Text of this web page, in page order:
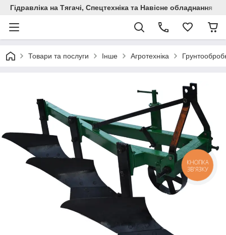
Гідравліка на Тягачі, Спецтехніка та Навісне обладнання
Товари та послуги Інше Агротехніка
КНОПКА
ЗВ'ЯЗКУ